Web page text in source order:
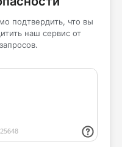
подтвердить, что вы
наш сервис от